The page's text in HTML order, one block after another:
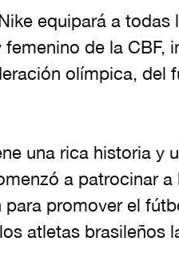
equipará a todas
de la CBF,
olímpica, del
una rica historia y
a patrocinar a
promover el
atletas brasileños